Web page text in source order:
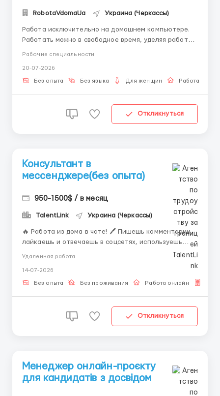
RobotaVdomaUa Украина (Черкассы)
Работа исключительно на домашнем компьютере.
Работать можно в свободное время, уделяя работе
от 3-4 часов в день. Есть возможность совмещения с
декрете. Без финансовых вложений. Требования:
женщина от 18-45 лет, наличие ПК и доступа в
Рабочие специальности
20-07-2026
Без опыта Без языка Для женщин Работа
Откликнуться
Консультант в
мессенджере(без опыта)
950-1500$ / в месяц
TalentLink Украина (Черкассы)
🔥 Работа из дома в чате! 🖊 Пишешь комментарии,
лайкаешь и отвечаешь в соцсетях, используешь
переписываясь? Мы ищем тебя! Что делать: 💬
Отвечать на сообщения 😎 Поддерживать лёгкий,
Удаленная работа
14-07-2026
Без опыта Без проживания Работа онлайн
Откликнуться
Менеджер онлайн-проєкту
для кандидатів з досвідом